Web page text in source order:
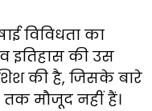
विविधता का
इतिहास की उस
की है, जिसके बारे
मौजूद नहीं हैं।